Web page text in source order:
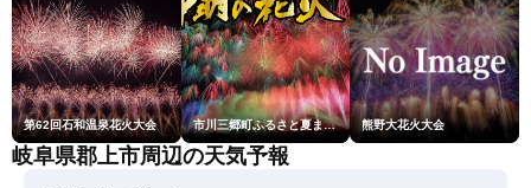
第62回石和温泉花火大会 市川三郷町ふるさと夏まつり第38回神明の花火大会 熊野大花火大会
岐阜県郡上市周辺の天気予報